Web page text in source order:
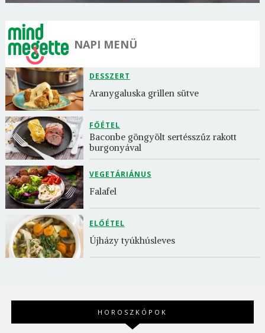
NAPI MENÜ
DESSZERT
Aranygaluska grillen sütve
FŐÉTEL
Baconbe göngyölt sertésszűz rakott
burgonyával
VEGETÁRIÁNUS
Falafel
ELŐÉTEL
Újházy tyúkhúsleves
HOROSZKÓPOK